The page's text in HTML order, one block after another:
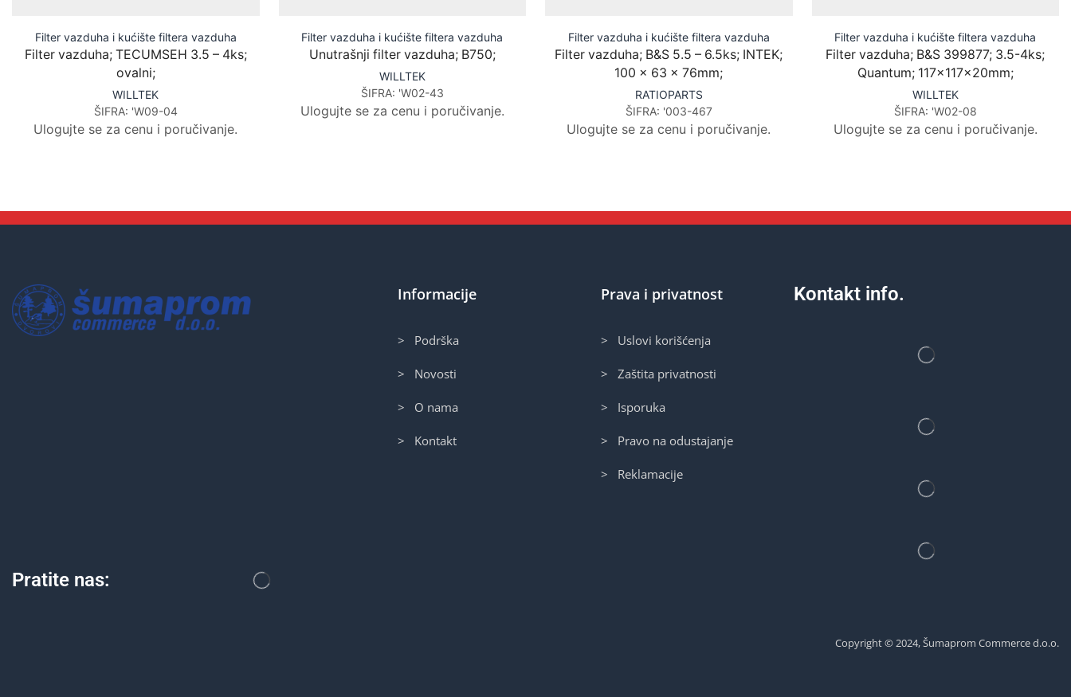
Filter vazduha i kućište filtera vazduha
Filter vazduha; TECUMSEH 3.5 – 4ks;
ovalni;
WILLTEK
ŠIFRA: 'W09-04
Ulogujte se za cenu i poručivanje.
Filter vazduha i kućište filtera vazduha
Unutrašnji filter vazduha; B750;
WILLTEK
ŠIFRA: 'W02-43
Ulogujte se za cenu i poručivanje.
Filter vazduha i kućište filtera vazduha
Filter vazduha; B&S 5.5 – 6.5ks; INTEK;
100 x 63 x 76mm;
RATIOPARTS
ŠIFRA: '003-467
Ulogujte se za cenu i poručivanje.
Filter vazduha i kućište filtera vazduha
Filter vazduha; B&S 399877; 3.5-4ks;
Quantum; 117x117x20mm;
WILLTEK
ŠIFRA: 'W02-08
Ulogujte se za cenu i poručivanje.
Pratite nas:
Informacije
> Podrška
> Novosti
> O nama
> Kontakt
Prava i privatnost
> Uslovi korišćenja
> Zaštita privatnosti
> Isporuka
> Pravo na odustajanje
> Reklamacije
Kontakt info.
Copyright © 2024, Šumaprom Commerce d.o.o.